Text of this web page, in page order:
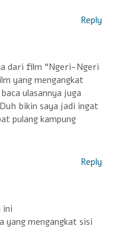
Reply
dari film “Ngeri-Ngeri
yang mengangkat
ulasannya juga
bikin saya jadi ingat
pulang kampung
Reply
ini
yang mengangkat sisi